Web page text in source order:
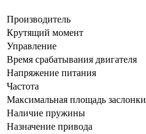
Производитель
Крутящий момент
Управление
Время срабатывания двигателя
Напряжение питания
Частота
Максимальная площадь заслонки
Наличие пружины
Назначение привода